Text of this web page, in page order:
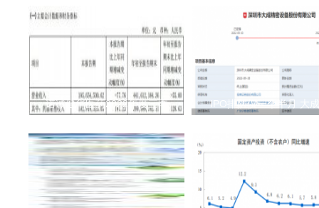
诺诚健华医药2022年度三季 IPO排队仅一个半月 大